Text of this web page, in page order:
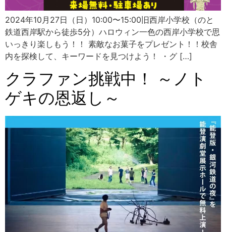
2024年10月27日（日）10:00〜15:00旧西岸小学校（のと
鉄道西岸駅から徒歩5分）ハロウィン一色の西岸小学校で思
いっきり楽しもう！！ 素敵なお菓子をプレゼント！！校舎
内を探検して、キーワードを見つけよう！ ・グ […]
クラファン挑戦中！ ～ノト
ゲキの恩返し～